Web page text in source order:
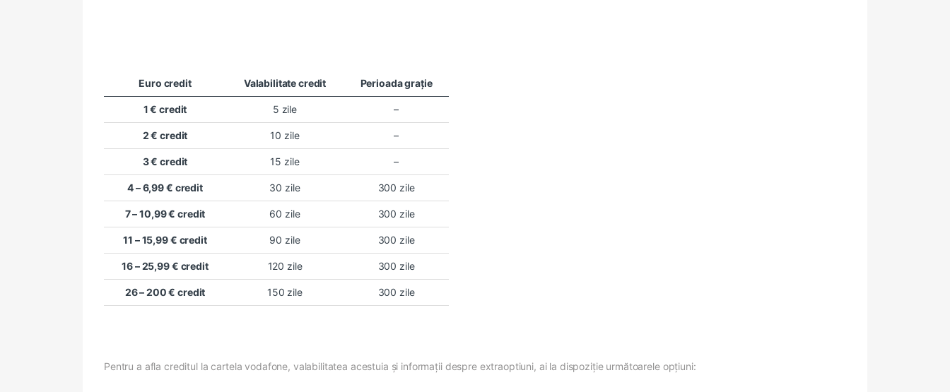
Euro credit Valabilitate credit Perioada graţie
1 € credit 5 zile –
2 € credit 10 zile –
3 € credit 15 zile –
4 – 6,99 € credit 30 zile 300 zile
7 – 10,99 € credit 60 zile 300 zile
11 – 15,99 € credit 90 zile 300 zile
16 – 25,99 € credit 120 zile 300 zile
26 – 200 € credit 150 zile 300 zile
Pentru a afla creditul la cartela vodafone, valabilitatea acestuia şi informaţii despre extraoptiuni, ai la dispoziţie următoarele opţiuni: